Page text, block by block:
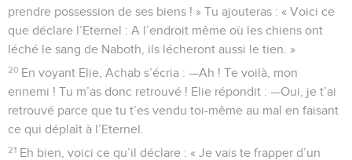
prendre possession de ses biens ! » Tu ajouteras : « Voici ce
que déclare l’Eternel : A l’endroit même où les chiens ont
léché le sang de Naboth, ils lécheront aussi le tien. »
20 En voyant Elie, Achab s’écria : —Ah ! Te voilà, mon
ennemi ! Tu m’as donc retrouvé ! Elie répondit : —Oui, je t’ai
retrouvé parce que tu t’es vendu toi-même au mal en faisant
ce qui déplaît à l’Eternel.
21 Eh bien, voici ce qu’il déclare : « Je vais te frapper d’un